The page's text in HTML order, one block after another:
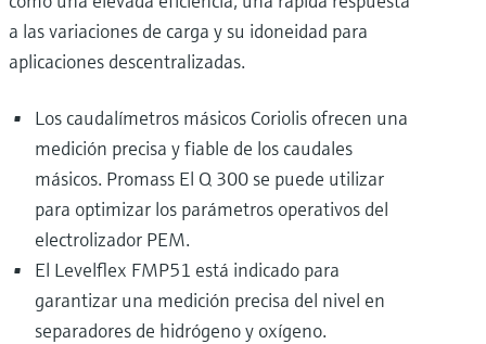
a las variaciones de carga y su idoneidad para
aplicaciones descentralizadas.
Los caudalímetros másicos Coriolis ofrecen una
medición precisa y fiable de los caudales
másicos. Promass El Q 300 se puede utilizar
para optimizar los parámetros operativos del
electrolizador PEM.
El Levelflex FMP51 está indicado para
garantizar una medición precisa del nivel en
separadores de hidrógeno y oxígeno.